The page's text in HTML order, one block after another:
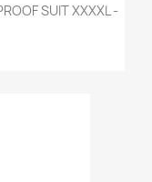
SUIT XXXXL -